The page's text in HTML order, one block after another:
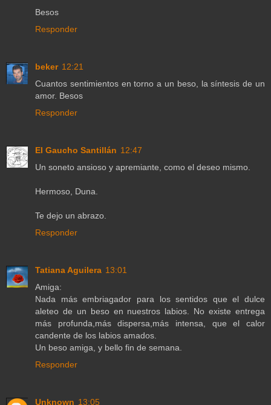
Besos
Responder
beker 12:21
Cuantos sentimientos en torno a un beso, la síntesis de un
amor. Besos
Responder
El Gaucho Santillán 12:47
Un soneto ansioso y apremiante, como el deseo mismo.
Hermoso, Duna.
Te dejo un abrazo.
Responder
Tatiana Aguilera 13:01
Amiga:
Nada más embriagador para los sentidos que el dulce
aleteo de un beso en nuestros labios. No existe entrega
más profunda,más dispersa,más intensa, que el calor
candente de los labios amados.
Un beso amiga, y bello fin de semana.
Responder
Unknown 13:05